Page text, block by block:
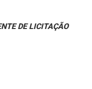
DE LICITAÇÃO